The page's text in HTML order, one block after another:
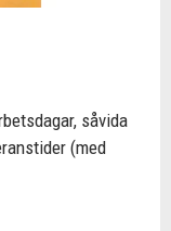
såvida
(med